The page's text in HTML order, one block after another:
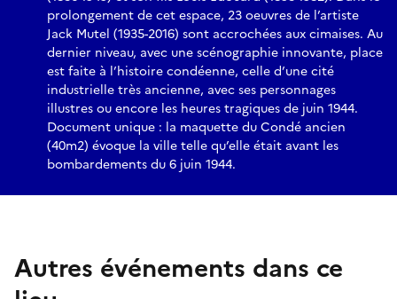
prolongement de cet espace, 23 oeuvres de l’artiste
Jack Mutel (1935-2016) sont accrochées aux cimaises. Au
dernier niveau, avec une scénographie innovante, place
est faite à l’histoire condéenne, celle d’une cité
industrielle très ancienne, avec ses personnages
illustres ou encore les heures tragiques de juin 1944.
Document unique : la maquette du Condé ancien
(40m2) évoque la ville telle qu’elle était avant les
bombardements du 6 juin 1944.
Autres événements dans ce